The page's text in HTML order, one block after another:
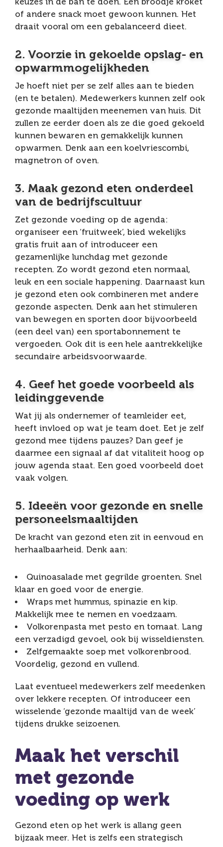
of andere snack moet gewoon kunnen. Het
draait vooral om een gebalanceerd dieet.
2. Voorzie in gekoelde opslag- en
opwarmmogelijkheden
Je hoeft niet per se zelf alles aan te bieden
(en te betalen). Medewerkers kunnen zelf ook
gezonde maaltijden meenemen van huis. Dit
zullen ze eerder doen als ze die goed gekoeld
kunnen bewaren en gemakkelijk kunnen
opwarmen. Denk aan een koelvriescombi,
magnetron of oven.
3. Maak gezond eten onderdeel
van de bedrijfscultuur
Zet gezonde voeding op de agenda:
organiseer een ‘fruitweek’, bied wekelijks
gratis fruit aan of introduceer een
gezamenlijke lunchdag met gezonde
recepten. Zo wordt gezond eten normaal,
leuk en een sociale happening. Daarnaast kun
je gezond eten ook combineren met andere
gezonde aspecten. Denk aan het stimuleren
van bewegen en sporten door bijvoorbeeld
(een deel van) een sportabonnement te
vergoeden. Ook dit is een hele aantrekkelijke
secundaire arbeidsvoorwaarde.
4. Geef het goede voorbeeld als
leidinggevende
Wat jij als ondernemer of teamleider eet,
heeft invloed op wat je team doet. Eet je zelf
gezond mee tijdens pauzes? Dan geef je
daarmee een signaal af dat vitaliteit hoog op
jouw agenda staat. Een goed voorbeeld doet
vaak volgen.
5. Ideeën voor gezonde en snelle
personeelsmaaltijden
De kracht van gezond eten zit in eenvoud en
herhaalbaarheid. Denk aan:
Quinoasalade met gegrilde groenten. Snel
klaar en goed voor de energie.
Wraps met hummus, spinazie en kip.
Makkelijk mee te nemen en voedzaam.
Volkorenpasta met pesto en tomaat. Lang
een verzadigd gevoel, ook bij wisseldiensten.
Zelfgemaakte soep met volkorenbrood.
Voordelig, gezond en vullend.
Laat eventueel medewerkers zelf meedenken
over lekkere recepten. Of introduceer een
wisselende ‘gezonde maaltijd van de week’
tijdens drukke seizoenen.
Maak het verschil
met gezonde
voeding op werk
Gezond eten op het werk is allang geen
bijzaak meer. Het is zelfs een strategisch